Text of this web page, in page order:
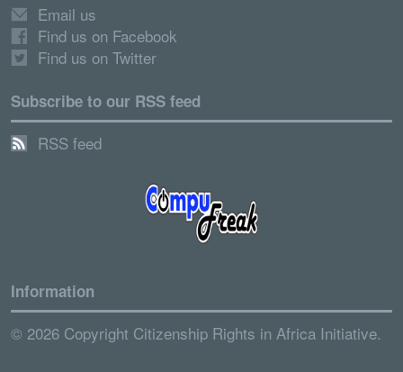
Email us
Find us on Facebook
Find us on Twitter
Subscribe to our RSS feed
RSS feed
Information
© 2026 Copyright Citizenship Rights in Africa Initiative.